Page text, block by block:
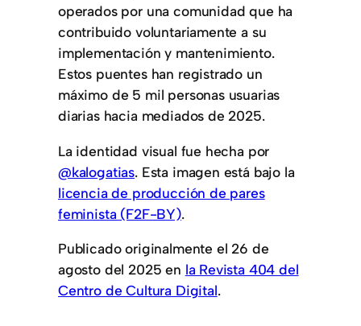
operados por una comunidad que ha
contribuido voluntariamente a su
implementación y mantenimiento.
Estos puentes han registrado un
máximo de 5 mil personas usuarias
diarias hacia mediados de 2025.
La identidad visual fue hecha por
@kalogatias. Esta imagen está bajo la
licencia de producción de pares
feminista (F2F-BY).
Publicado originalmente el 26 de
agosto del 2025 en la Revista 404 del
Centro de Cultura Digital.